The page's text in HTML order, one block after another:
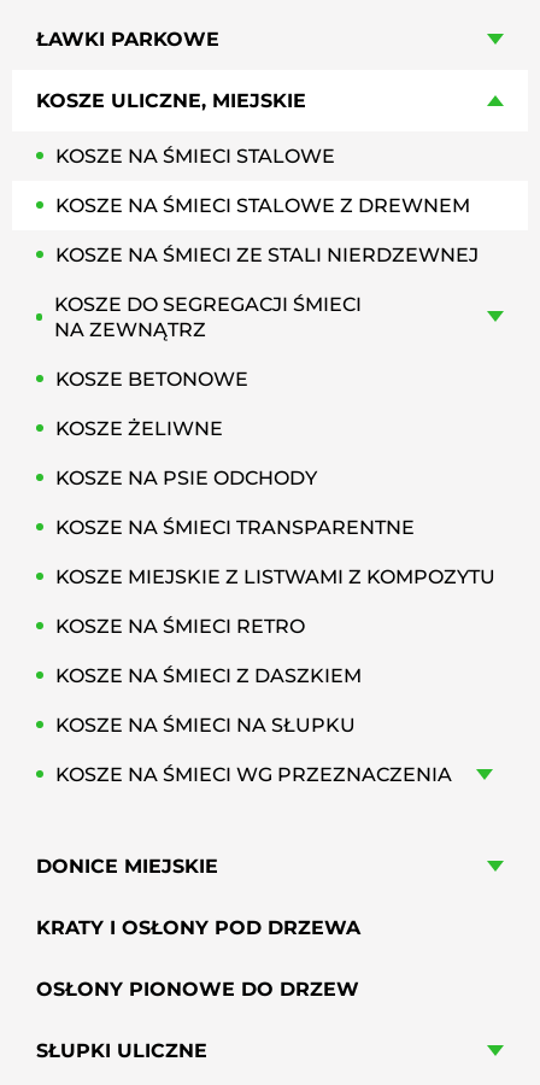
ŁAWKI PARKOWE
KOSZE ULICZNE, MIEJSKIE
KOSZE NA ŚMIECI STALOWE
KOSZE NA ŚMIECI STALOWE Z DREWNEM
KOSZE NA ŚMIECI ZE STALI NIERDZEWNEJ
KOSZE DO SEGREGACJI ŚMIECI
NA ZEWNĄTRZ
KOSZE BETONOWE
KOSZE ŻELIWNE
KOSZE NA PSIE ODCHODY
KOSZE NA ŚMIECI TRANSPARENTNE
KOSZE MIEJSKIE Z LISTWAMI Z KOMPOZYTU
KOSZE NA ŚMIECI RETRO
KOSZE NA ŚMIECI Z DASZKIEM
KOSZE NA ŚMIECI NA SŁUPKU
KOSZE NA ŚMIECI WG PRZEZNACZENIA
DONICE MIEJSKIE
KRATY I OSŁONY POD DRZEWA
OSŁONY PIONOWE DO DRZEW
SŁUPKI ULICZNE